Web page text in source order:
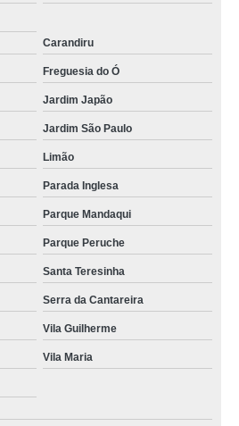
Carandiru
Freguesia do Ó
Jardim Japão
Jardim São Paulo
Limão
Parada Inglesa
Parque Mandaqui
Parque Peruche
Santa Teresinha
Serra da Cantareira
Vila Guilherme
Vila Maria